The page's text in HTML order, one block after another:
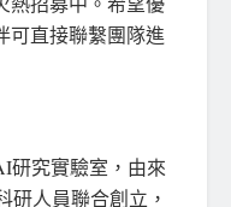
可直接聯繫團隊進
研究實驗室，由來
研人員聯合創立，